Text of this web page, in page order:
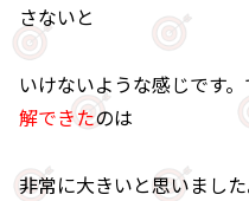
さないと
いけないような感じです
解できたのは
非常に大きいと思いまし